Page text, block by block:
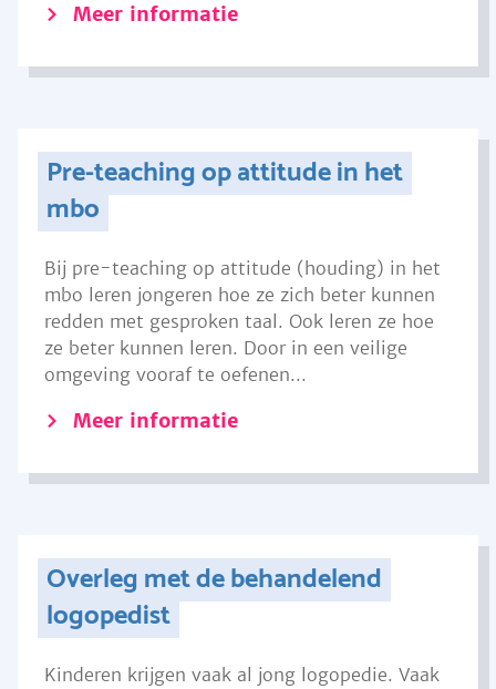
Meer informatie
Pre-teaching op attitude in het
mbo
Bij pre-teaching op attitude (houding) in het
mbo leren jongeren hoe ze zich beter kunnen
redden met gesproken taal. Ook leren ze hoe
ze beter kunnen leren. Door in een veilige
omgeving vooraf te oefenen...
Meer informatie
Overleg met de behandelend
logopedist
Kinderen krijgen vaak al jong logopedie. Vaak